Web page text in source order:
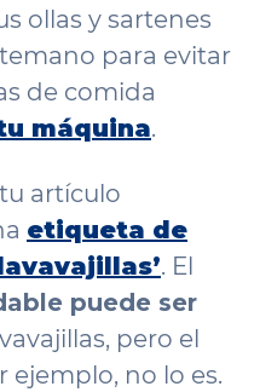
ollas y sartenes
para evitar
de comida
máquina.
artículo
etiqueta de
. El
puede ser
pero el
ejemplo, no lo es.